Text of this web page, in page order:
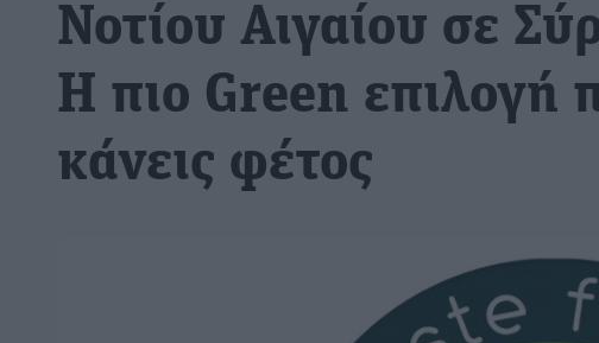
Νοτίου Αιγαίου σε
Η πιο Green επιλογή
κάνεις φέτος